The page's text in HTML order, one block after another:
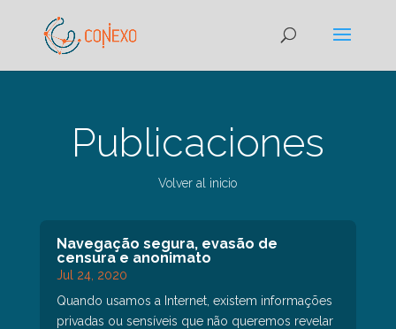
Publicaciones
Volver al inicio
Navegação segura, evasão de
censura e anonimato
Jul 24, 2020
Quando usamos a Internet, existem informações
privadas ou sensíveis que não queremos revelar